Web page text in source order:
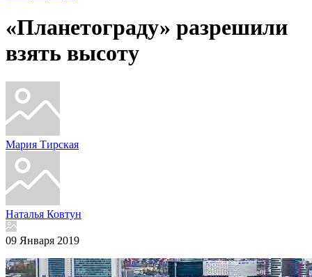
«Планетограду» разрешили
взять высоту
Мария Тирская
Наталья Ковтун
09 Января 2019